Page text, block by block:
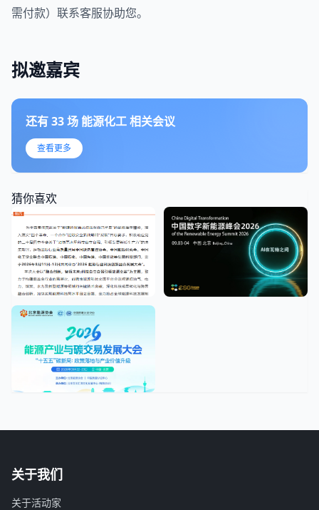
需付款）联系客服协助您。
拟邀嘉宾
还有33场 能源化工相关会议
查看更多
猜你喜欢
关于我们
关于活动家